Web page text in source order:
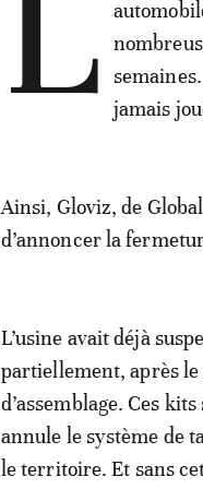
jamais
Ainsi, Gloviz, de
d’annoncer la
L’usine avait déjà
partiellement, après le
d’assemblage. Ces
annule le système de
le territoire. Et sans